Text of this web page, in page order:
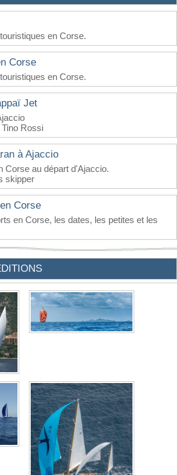
en Corse.
Corse
en Corse.
Jet
Rossi
à Ajaccio
Corse au départ d'Ajaccio.
skipper
Corse
en Corse, les dates, les petites et les